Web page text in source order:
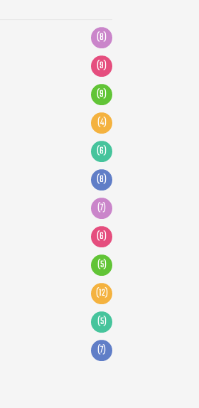
(8)
(9)
(9)
(4)
(6)
(8)
(7)
(6)
(5)
(12)
(5)
(7)